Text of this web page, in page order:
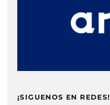
¡SIGUENOS EN REDES!